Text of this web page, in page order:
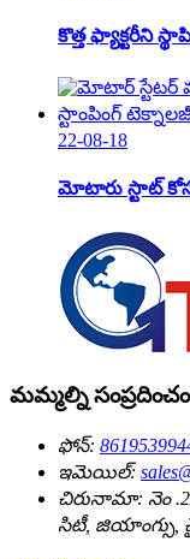
కొత్త ఫ్యాక్టరీని
22-08-18
మోటారు స్టాట్
మమ్మల్ని
ఫోన్:
ఇమెయిల్:
చిరునామా: నెం
సిటీ, జియాంగ్సు,